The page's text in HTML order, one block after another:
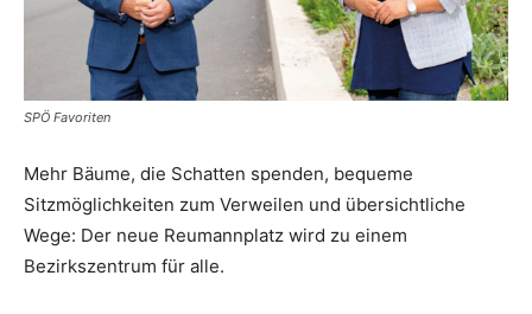
SPÖ Favoriten
Mehr Bäume, die Schatten spenden, bequeme
Sitzmöglichkeiten zum Verweilen und übersichtliche
Wege: Der neue Reumannplatz wird zu einem
Bezirkszentrum für alle.